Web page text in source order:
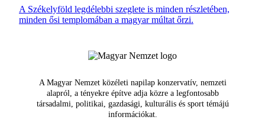
A Székelyföld legdélebbi szeglete is minden részletében,
minden ősi templomában a magyar múltat őrzi.
A Magyar Nemzet közéleti napilap konzervatív, nemzeti
alapról, a tényekre építve adja közre a legfontosabb
társadalmi, politikai, gazdasági, kulturális és sport témájú
információkat.